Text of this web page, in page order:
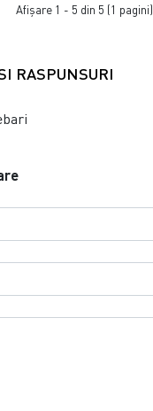
Afişare 1 - 5 din 5 (1 pagini)
RASPUNSURI